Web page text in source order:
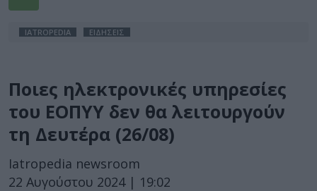
IATROPEDIA ΕΙΔΗΣΕΙΣ
Ποιες ηλεκτρονικές υπηρεσίες
του ΕΟΠΥΥ δεν θα λειτουργούν
τη Δευτέρα (26/08)
Iatropedia newsroom
22 Αυγούστου 2024 | 19:02